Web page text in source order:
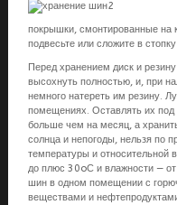
покрышки, смонтированные на
подвесьте или сложите в стопку
Перед хранением диск и
высохнуть полностью, и, при
немного натереть им резину.
помещениях. Оставлять их
больше чем на месяц, а
солнца и непогоды, нельзя по
температуры и
до плюс 30oС и влажности —
шин в одном помещении с
веществами и